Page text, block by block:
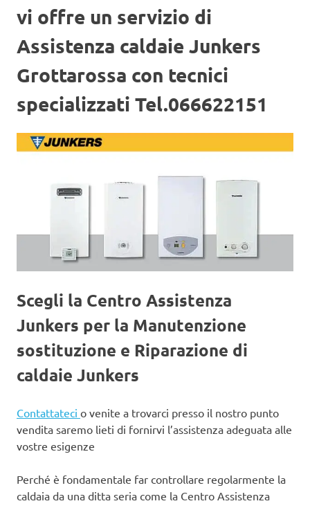
vi offre un servizio di
Assistenza caldaie Junkers
Grottarossa con tecnici
specializzati Tel.066622151
Scegli la Centro Assistenza
Junkers per la Manutenzione
sostituzione e Riparazione di
caldaie Junkers
Contattateci o venite a trovarci presso il nostro punto
vendita saremo lieti di fornirvi l’assistenza adeguata alle
vostre esigenze
Perché è fondamentale far controllare regolarmente la
caldaia da una ditta seria come la Centro Assistenza